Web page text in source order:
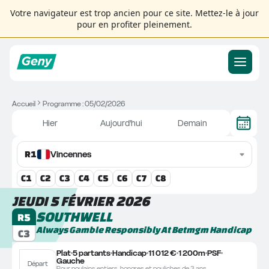
Votre navigateur est trop ancien pour ce site. Mettez-le à jour
pour en profiter pleinement.
Accueil Programme : 05/02/2026
Hier Aujourd'hui Demain
R1 Vincennes
C1 C2 C3 C4 C5 C6 C7 C8
JEUDI 5 FÉVRIER 2026
R5
C3
SOUTHWELL
Always Gamble Responsibly At Betmgm Handicap
Départ
Plat5 partantsHandicap11 012 € 1 200mPSF
Gauche